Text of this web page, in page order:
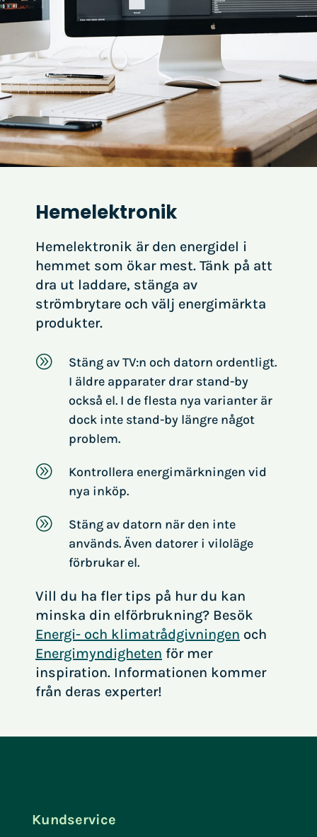
Hemelektronik
Hemelektronik är den energidel i
hemmet som ökar mest. Tänk på att
dra ut laddare, stänga av
strömbrytare och välj energimärkta
produkter.
A
Stäng av TV:n och datorn ordentligt.
I äldre apparater drar stand-by
också el. I de flesta nya varianter är
dock inte stand-by längre något
problem.
A
Kontrollera energimärkningen vid
nya inköp.
A
Stäng av datorn när den inte
används. Även datorer i viloläge
förbrukar el.
Vill du ha fler tips på hur du kan
minska din elförbrukning? Besök
Energi- och klimatrådgivningen och
Energimyndigheten för mer
inspiration. Informationen kommer
från deras experter!
Kundservice